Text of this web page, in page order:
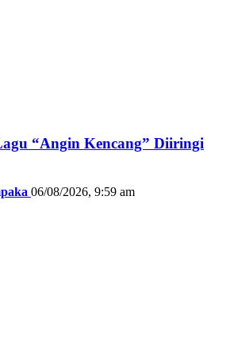
“Angin Kencang” Diiringi
06/08/2026, 9:59 am